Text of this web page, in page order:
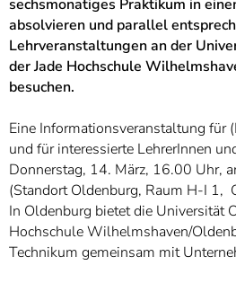
sechsmonatiges Praktikum in
absolvieren und parallel
Lehrveranstaltungen an der
der Jade Hochschule
besuchen.
Eine Informationsveranstaltung für
und für interessierte LehrerInnen
Donnerstag, 14. März, 16.00 Uhr,
(Standort Oldenburg, Raum H-I 1,
In Oldenburg bietet die Universität
Hochschule Wilhelmshaven/
Technikum gemeinsam mit